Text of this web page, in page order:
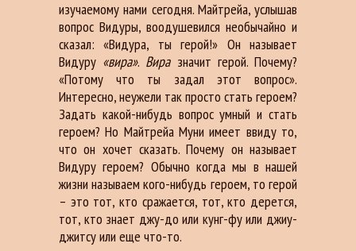
изучаемому нами сегодня. Майтрейа, услышав
вопрос Видуры, воодушевился необычайно и
сказал: «Видура, ты герой!» Он называет
Видуру «вира». Виразначит герой. Почему?
«Потому что ты задал этот вопрос».
Интересно, неужели так просто стать героем?
Задать какой-нибудь вопрос умный и стать
героем? Но Майтрейа Муни имеет ввиду то,
что он хочет сказать. Почему он называет
Видуру героем? Обычно когда мы в нашей
жизни называем кого-нибудь героем, то герой
– это тот, кто сражается, тот, кто дерется,
тот, кто знает джу-до или кунг-фу или джиу-
джитсу или еще что-то.